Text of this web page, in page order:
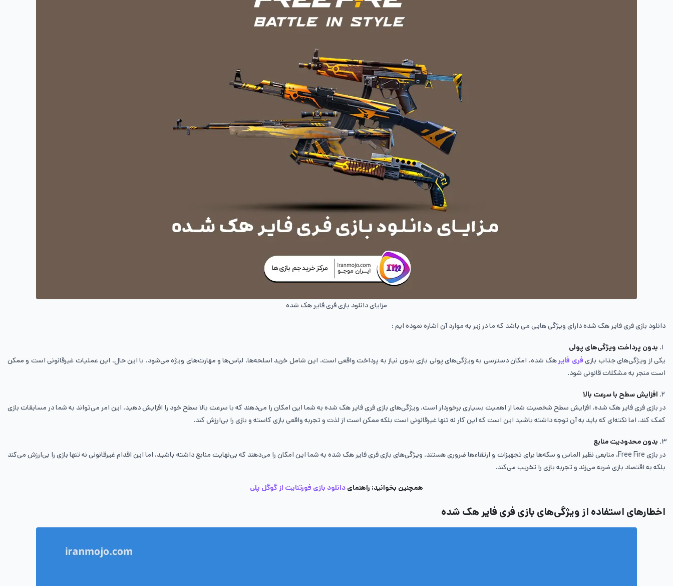
مزایای دانلود بازی فری فایر هک شده
دانلود بازی فری فایر هک شده دارای ویژگی هایی می باشد که ما در زیر به موارد آن اشاره نموده ایم :
بدون پرداخت ویژگی‌های پولی
یکی از ویژگی‌های جذاب بازی فری­ فایر هک شده، امکان دسترسی به ویژگی‌های پولی بازی بدون نیاز به پرداخت واقعی است. این شامل خرید اسلحه‌ها، لباس‌ها و مهارت‌های ویژه می‌شود. با این حال، این عملیات غیرقانونی است و ممکن
است منجر به مشکلات قانونی شود.
افزایش سطح با سرعت بالا
در بازی فری­ فایر هک شده، افزایش سطح شخصیت شما از اهمیت بسیاری برخوردار است. ویژگی‌های بازی فری فایر هک شده به شما این امکان را می‌دهند که با سرعت بالا سطح خود را افزایش دهید. این امر می‌تواند به شما در مسابقات بازی
کمک کند، اما نکته‌ای که باید به آن توجه داشته باشید این است که این کار نه تنها غیرقانونی است بلکه ممکن است از لذت و تجربه واقعی بازی کاسته و بازی را بی‌ارزش کند.
بدون محدودیت منابع
در بازی Free Fire، منابعی نظیر الماس و سکه‌ها برای تجهیزات و ارتقاء‌ها ضروری هستند. ویژگی‌های بازی فری فایر هک شده به شما این امکان را می‌دهند که بی‌نهایت منابع داشته باشید، اما این اقدام غیرقانونی نه تنها بازی را بی‌ارزش می‌کند
بلکه به اقتصاد بازی ضربه می‌زند و تجربه بازی را تخریب می‌کند.
همچنین بخوانید; راهنمای دانلود بازی فورتنایت از گوگل پلی
اخطارهای استفاده از ویژگی‌های بازی فری فایر هک شده